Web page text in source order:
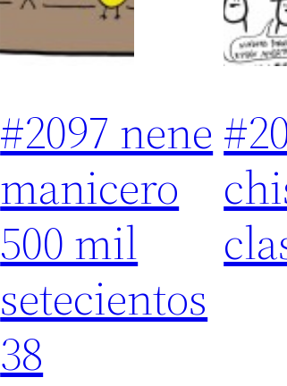
#2097 nene
manicero
500 mil
setecientos
38